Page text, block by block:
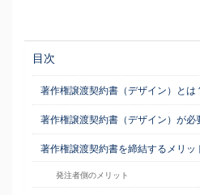
目次
著作権譲渡契約書（デザイン）とは
著作権譲渡契約書（デザイン）が必
著作権譲渡契約書を締結するメリッ
発注者側のメリット